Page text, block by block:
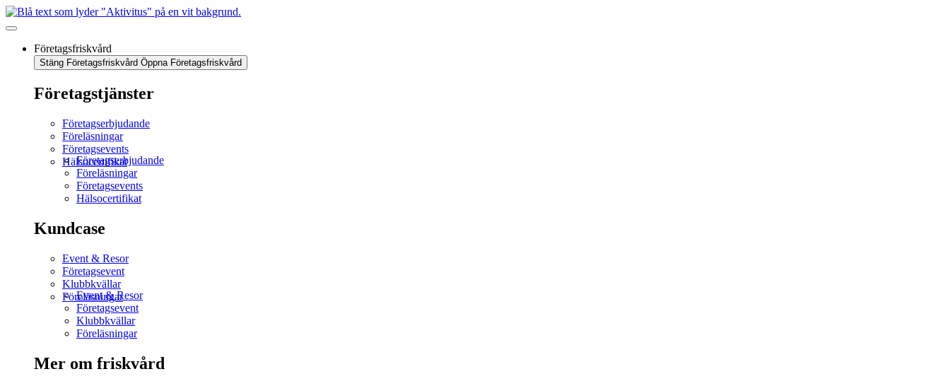
Företagsfriskvård
Stäng Företagsfriskvård Öppna Företagsfriskvård
Företagstjänster
Företagserbjudande
Föreläsningar
Företagsevents
Hälsocertifikat
Företagserbjudande
Föreläsningar
Företagsevents
Hälsocertifikat
Kundcase
Event & Resor
Företagsevent
Klubbkvällar
Föreläsningar
Event & Resor
Företagsevent
Klubbkvällar
Föreläsningar
Mer om friskvård